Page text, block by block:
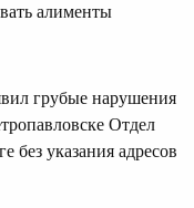
алименты
грубые нарушения
Отдел
без указания адресов